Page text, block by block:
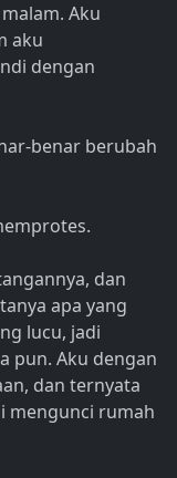
Aku
aku
dengan
benar berubah
dan
apa yang
lucu, jadi
pun. Aku dengan
dan ternyata
mengunci rumah